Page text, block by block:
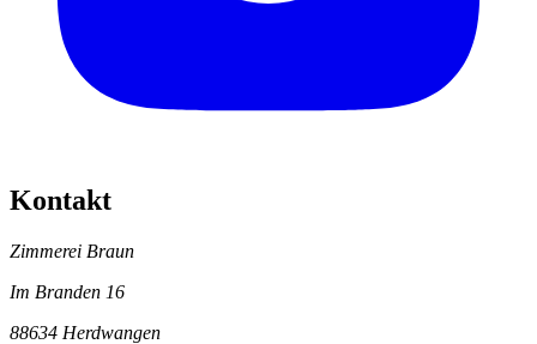
Kontakt
Zimmerei Braun
Im Branden 16
88634 Herdwangen